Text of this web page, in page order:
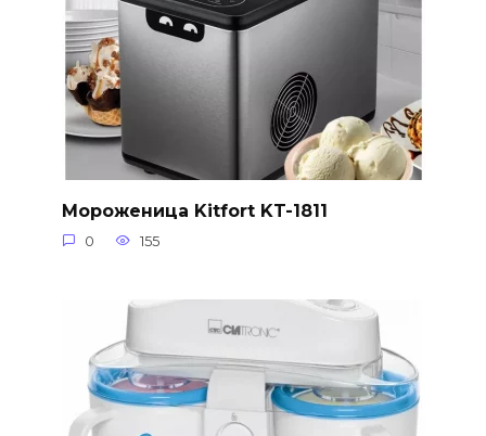
Мороженица Kitfort KT-1811
0 155